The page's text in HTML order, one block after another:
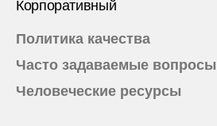
Корпоративный
Политика качества
Часто задаваемые вопросы
Человеческие ресурсы